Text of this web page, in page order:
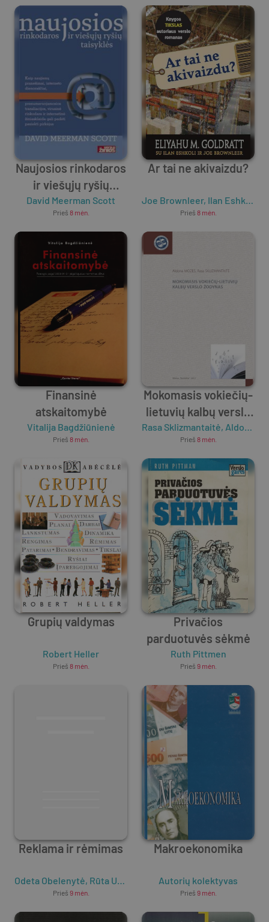
Naujosios rinkodaros
ir viešųjų ryšių
taisyklės
David Meerman Scott
Prieš 8 mėn.
Ar tai ne akivaizdu?
Joe Brownleer, Ilan Eshkoli
Prieš 8 mėn.
Finansinė
atskaitomybė
Vitalija Bagdžiūnienė
Prieš 8 mėn.
Mokomasis vokiečių-
lietuvių kalbų verslo
žodynas
Rasa Sklizmantaitė, Aldona Mozes
Prieš 8 mėn.
Grupių valdymas
Robert Heller
Prieš 8 mėn.
Privačios
parduotuvės sėkmė
Ruth Pittmen
Prieš 9 mėn.
Reklama ir rėmimas
Odeta Obelenytė, Rūta Urbanskienė
Prieš 9 mėn.
Makroekonomika
Autorių kolektyvas
Prieš 9 mėn.